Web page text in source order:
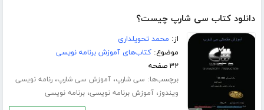
دانلود کتاب سی شارپ چیست؟
از: محمد تحویلداری
موضوع:کتاب‌های آموزش برنامه نویسی
۳۲ صفحه
برچسب‌ها: سی شارپ،آموزش سی شارپ،رنامه نویسی
ویندوز،آموزش برنامه نویسی،برنامه نویسی